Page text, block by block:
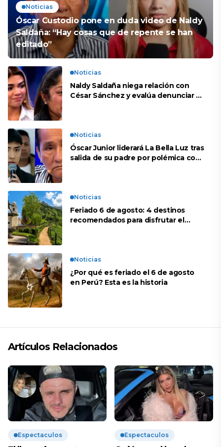
Noticias
Óscar Custodio pone en duda video de Naldy
Saldaña: “Hay cosas que de repente se han
editado”
Noticias
Naldy Saldaña niega relación con
César Sánchez y evalúa denunciar a
Noticias
Óscar Junior liderará La Bella Luz tras
salida de su padre por polémica con
Noticias
Feriado 6 de agosto: 4 destinos
recomendados para disfrutar el
Noticias
¿Por qué es feriado el 6 de agosto
en Perú? Esta es la historia
Artículos Relacionados
Espectaculos Espectaculos